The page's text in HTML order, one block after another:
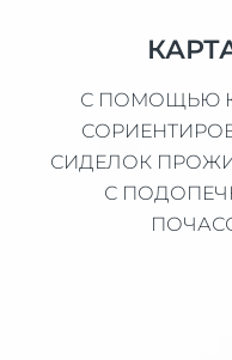
С ПОМОЩЬЮ
СИДЕЛОК
С